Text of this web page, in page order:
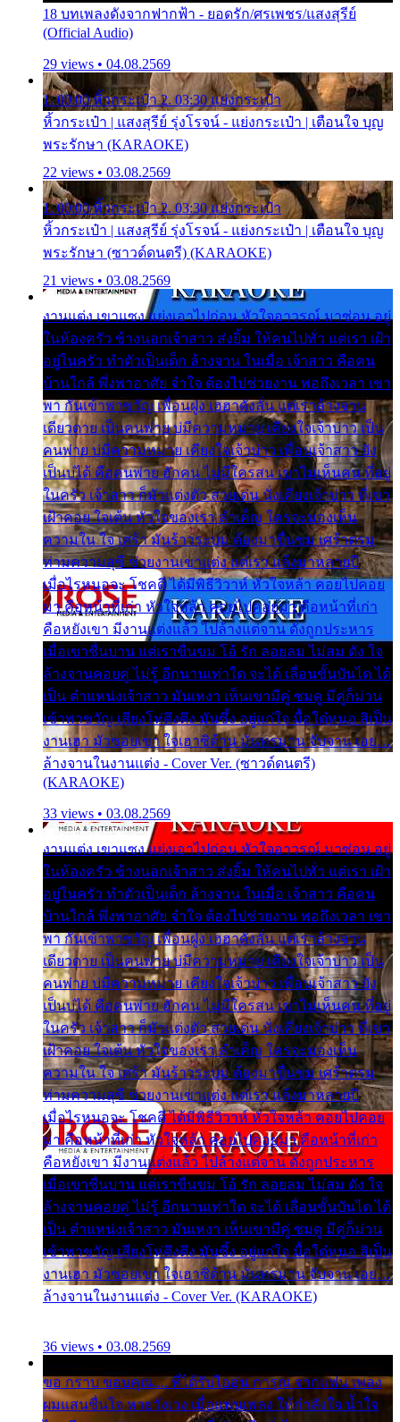
18 บทเพลงดังจากฟากฟ้า - ยอดรัก/ศรเพชร/แสงสุรีย์
(Official Audio)
29 views • 04.08.2569
1. 00:00 หิ้วกระเป๋า 2. 03:30 แย่งกระเป๋า
หิ้วกระเป๋า | แสงสุรีย์ รุ่งโรจน์ - แย่งกระเป๋า | เตือนใจ บุญ
พระรักษา (KARAOKE)
22 views • 03.08.2569
1. 00:00 หิ้วกระเป๋า 2. 03:30 แย่งกระเป๋า
หิ้วกระเป๋า | แสงสุรีย์ รุ่งโรจน์ - แย่งกระเป๋า | เตือนใจ บุญ
พระรักษา (ซาวด์ดนตรี) (KARAOKE)
21 views • 03.08.2569
งานแต่ง เขาแซง แย่งเอาไปก่อน หัวใจอาวรณ์ มาซ่อน อยู่
ในห้องครัว ข้างนอกเจ้าสาว ส่งยิ้ม ให้คนไปทั่ว แต่เรา เฝ้า
อยู่ในครัว ทำตัวเป็นเด็ก ล้างจาน ในเมื่อ เจ้าสาว คือคน
บ้านใกล้ พึ่งพาอาศัย จำใจ ต้องไปช่วยงาน พอถึงเวลา เขา
พา กันเข้าพาขวัญ เพื่อนฝูง เฮฮาดังลั่น แต่เราล้างจาน
เดียวดาย เป็นคนพ่าย บ่มีความหมาย เคียงใจเจ้าบ่าว เป็น
คนพ่าย บ่มีความหมาย เคียงใจเจ้าบ่าว เพื่อนเจ้าสาว ยัง
เป็นบ่ได้ คือคนพ่าย ฮักคน ไม่มีใครสน เขาไม่เห็นคน ที่อยู่
ในครัว เจ้าสาว ก็มัวแต่งตัว สวยเด่น นั่งเคียงเจ้าบ่าว ที่เขา
เฝ้าคอย ใจเต้น หัวใจของเรา ลำเค็ญ ใครจะมองเห็น
ความใน ใจ เศร้า มันร้าวระบม ต้องมาขื่นขม เศร้าตรม
ท่ามความสุขี ช่วยงานเขาแต่ง แต่เรา แล้งมาหลายปี
เมื่อไรหนอจะ โชคดี ได้มีพิธีวิวาห์ หัวใจหล้า คอยไปคอย
มา คือหน้าที่เก่า หัวใจหล้า คอยไปคอยมา คือหน้าที่เก่า
คือหยังเขา มีงานแต่งแล้ว ไปล้างแต่จาน ดั่งถูกประหาร
เมื่อเขาชื่นบาน แต่เราขื่นขม โอ้ รัก ลอยลม ไม่สม ดัง ใจ
ล้างจานคอยคู่ ไม่รู้ อีกนานเท่าใด จะได้ เลื่อนขั้นบันได ได้
เป็น ตำแหน่งเจ้าสาว มันเหงา เห็นเขามีคู่ ซมดู มีคู่ก็ม่วน
เข้าพาขวัญ เสียงโห่ตึงตึง มันซึ้ง อยู่แก่ใจ มื้อใด๋หนอ สิเป็น
งานเฮา มัวซอยเขา ใจเฮาซิด้าน มันทรมาน จับจาน เอย…
ล้างจานในงานแต่ง - Cover Ver. (ซาวด์ดนตรี)
(KARAOKE)
33 views • 03.08.2569
งานแต่ง เขาแซง แย่งเอาไปก่อน หัวใจอาวรณ์ มาซ่อน อยู่
ในห้องครัว ข้างนอกเจ้าสาว ส่งยิ้ม ให้คนไปทั่ว แต่เรา เฝ้า
อยู่ในครัว ทำตัวเป็นเด็ก ล้างจาน ในเมื่อ เจ้าสาว คือคน
บ้านใกล้ พึ่งพาอาศัย จำใจ ต้องไปช่วยงาน พอถึงเวลา เขา
พา กันเข้าพาขวัญ เพื่อนฝูง เฮฮาดังลั่น แต่เราล้างจาน
เดียวดาย เป็นคนพ่าย บ่มีความหมาย เคียงใจเจ้าบ่าว เป็น
คนพ่าย บ่มีความหมาย เคียงใจเจ้าบ่าว เพื่อนเจ้าสาว ยัง
เป็นบ่ได้ คือคนพ่าย ฮักคน ไม่มีใครสน เขาไม่เห็นคน ที่อยู่
ในครัว เจ้าสาว ก็มัวแต่งตัว สวยเด่น นั่งเคียงเจ้าบ่าว ที่เขา
เฝ้าคอย ใจเต้น หัวใจของเรา ลำเค็ญ ใครจะมองเห็น
ความใน ใจ เศร้า มันร้าวระบม ต้องมาขื่นขม เศร้าตรม
ท่ามความสุขี ช่วยงานเขาแต่ง แต่เรา แล้งมาหลายปี
เมื่อไรหนอจะ โชคดี ได้มีพิธีวิวาห์ หัวใจหล้า คอยไปคอย
มา คือหน้าที่เก่า หัวใจหล้า คอยไปคอยมา คือหน้าที่เก่า
คือหยังเขา มีงานแต่งแล้ว ไปล้างแต่จาน ดั่งถูกประหาร
เมื่อเขาชื่นบาน แต่เราขื่นขม โอ้ รัก ลอยลม ไม่สม ดัง ใจ
ล้างจานคอยคู่ ไม่รู้ อีกนานเท่าใด จะได้ เลื่อนขั้นบันได ได้
เป็น ตำแหน่งเจ้าสาว มันเหงา เห็นเขามีคู่ ซมดู มีคู่ก็ม่วน
เข้าพาขวัญ เสียงโห่ตึงตึง มันซึ้ง อยู่แก่ใจ มื้อใด๋หนอ สิเป็น
งานเฮา มัวซอยเขา ใจเฮาซิด้าน มันทรมาน จับจาน เอย…
ล้างจานในงานแต่ง - Cover Ver. (KARAOKE)
36 views • 03.08.2569
ขอ กราบ ขอบคุณ.... ที่ได้รับไออุ่น การุณ จากแฟน เพลง
ผมแสนชื่นใจ หายวังเวง เมื่อแฟนเพลง ให้กำลังใจ น้ำใจ